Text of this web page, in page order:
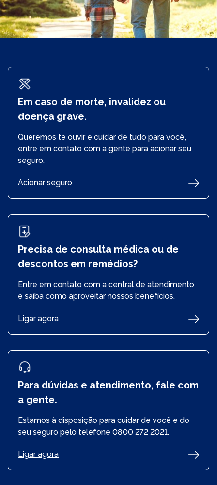
Já sou segurado e preciso acionar o meu
seguro.
Em caso de morte, invalidez ou
doença grave.
Queremos te ouvir e cuidar de tudo para você,
entre em contato com a gente para acionar seu
seguro.
Acionar seguro
Precisa de consulta médica ou de
descontos em remédios?
Entre em contato com a central de atendimento
e saiba como aproveitar nossos benefícios.
Ligar agora
Para dúvidas e atendimento, fale com
a gente.
Estamos à disposição para cuidar de você e do
seu seguro pelo telefone 0800 272 2021.
Ligar agora